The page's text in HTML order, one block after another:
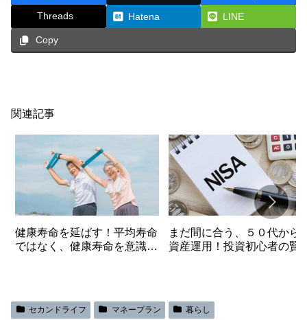
Threads Hatena LINE
Copy
関連記事
健康寿命を延ばす！平均寿命
ではなく、健康寿命を意識す
まだ間に合う、５０代から
資産運用！投資初心者の賢
セカンドライフ マネープラン 暮らし